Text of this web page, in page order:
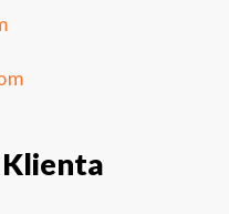
Klienta